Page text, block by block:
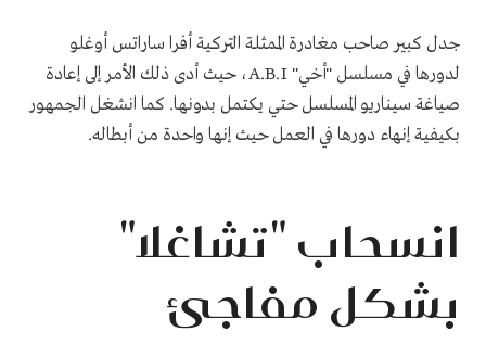
جدل كبير صاحب مغادرة الممثلة التركية أفرا ساراتس أوغلو
لدورها في مسلسل "أخي" A.B.I، حيث أدى ذلك الأمر إلى إعادة
صياغة سيناريو المسلسل حتي يكتمل بدونها. كما انشغل الجمهور
بكيفية إنهاء دورها في العمل حيث إنها واحدة من أبطاله.
انسحاب "تشاغلا"
بشكل مفاجئ